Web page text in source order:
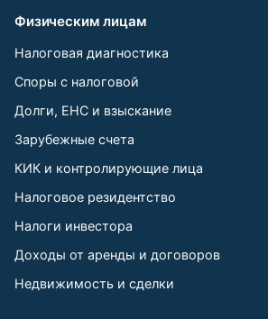
Физическим лицам
Налоговая диагностика
Споры с налоговой
Долги, ЕНС и взыскание
Зарубежные счета
КИК и контролирующие лица
Налоговое резидентство
Налоги инвестора
Доходы от аренды и договоров
Недвижимость и сделки